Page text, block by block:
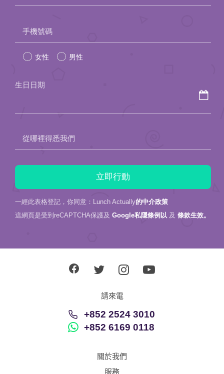
leave
this
手機號碼
女性 男性
生日日期
從哪裡得悉我們
一經此表格登記，你同意：Lunch Actually的中介政策
這網頁是受到reCAPTCHA保護及 Google私隱條例以 及 條款生效。
請來電
+852 2524 3010
+852 6169 0118
關於我們
服務